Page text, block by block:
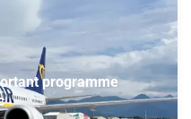
programme